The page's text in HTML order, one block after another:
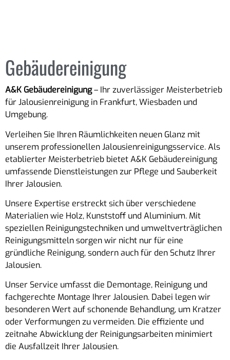
Gebäudereinigung
A&K Gebäudereinigung– Ihr zuverlässiger Meisterbetrieb
für Jalousienreinigung in Frankfurt, Wiesbaden und
Umgebung.
Verleihen Sie Ihren Räumlichkeiten neuen Glanz mit
unserem professionellen Jalousienreinigungsservice. Als
etablierter Meisterbetrieb bietet A&K Gebäudereinigung
umfassende Dienstleistungen zur Pflege und Sauberkeit
Ihrer Jalousien.
Unsere Expertise erstreckt sich über verschiedene
Materialien wie Holz, Kunststoff und Aluminium. Mit
speziellen Reinigungstechniken und umweltverträglichen
Reinigungsmitteln sorgen wir nicht nur für eine
gründliche Reinigung, sondern auch für den Schutz Ihrer
Jalousien.
Unser Service umfasst die Demontage, Reinigung und
fachgerechte Montage Ihrer Jalousien. Dabei legen wir
besonderen Wert auf schonende Behandlung, um Kratzer
oder Verformungen zu vermeiden. Die effiziente und
zeitnahe Abwicklung der Reinigungsarbeiten minimiert
die Ausfallzeit Ihrer Jalousien.